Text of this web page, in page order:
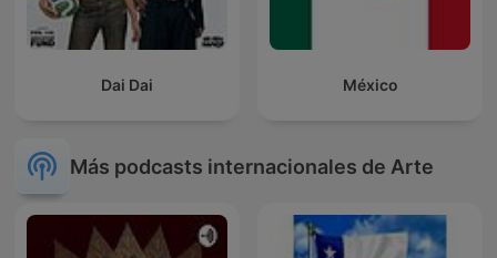
Dai Dai México
Más podcasts internacionales de Arte